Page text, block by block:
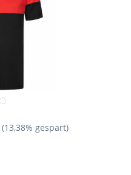
(13,38% gespart)